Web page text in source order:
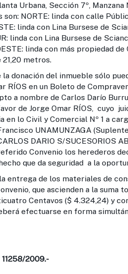
Urbana, Sección 7º,
NORTE: linda con calle
linda con Lina Bursese de
linda con Lina Bursese de
linda con más propiedad
21,20 metros.
del inmueble sólo puede
RÍOS en un Boleto de
a nombre de Carlos Darío
de Jorge Omar RÍOS, cuyo
en lo Civil y Comercial Nº 1 a
UNAMUNZAGA
DARIO S/SUCESORIOS
Convenio los herederos
que da seguridad a la
de los materiales de
que ascienden a la
Centavos ($ 4.324,24) y
efectuarse en forma
11258/2009.-